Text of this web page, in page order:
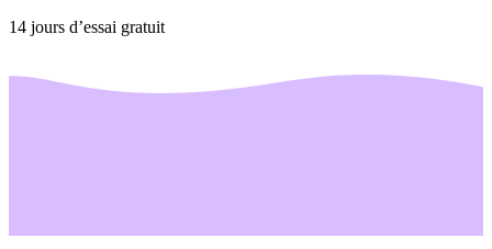
14 jours d’essai gratuit